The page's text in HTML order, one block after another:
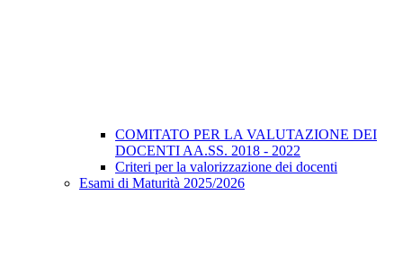
COMITATO PER LA VALUTAZIONE DEI
DOCENTI AA.SS. 2018 - 2022
Criteri per la valorizzazione dei docenti
Esami di Maturità 2025/2026